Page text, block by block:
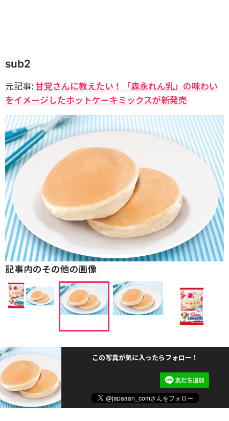
sub2
元記事: 甘党さんに教えたい！「森永れん乳」の味わい
をイメージしたホットケーキミックスが新発売
記事内のその他の画像
この写真が気に入ったらフォロー！